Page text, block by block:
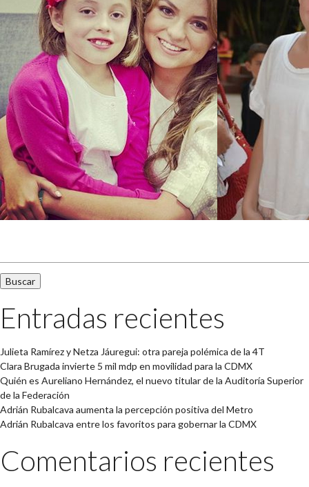
Entradas recientes
Julieta Ramírez y Netza Jáuregui: otra pareja polémica de la 4T
Clara Brugada invierte 5 mil mdp en movilidad para la CDMX
Quién es Aureliano Hernández, el nuevo titular de la Auditoría Superior
de la Federación
Adrián Rubalcava aumenta la percepción positiva del Metro
Adrián Rubalcava entre los favoritos para gobernar la CDMX
Comentarios recientes